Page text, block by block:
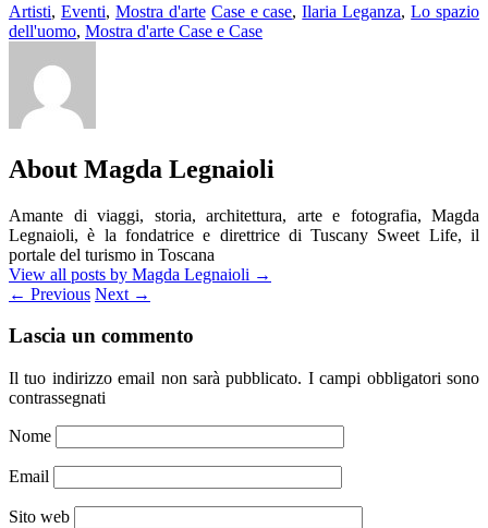
Artisti, Eventi, Mostra d'arte Case e case,Ilaria Leganza,Lo spazio
dell'uomo, Mostra d'arte Case e Case
About Magda Legnaioli
Amante di viaggi, storia, architettura, arte e fotografia, Magda
Legnaioli, è la fondatrice e direttrice di Tuscany Sweet Life, il
portale del turismo in Toscana
View all posts by Magda Legnaioli →
← Previous Next →
Lascia un commento
Il tuo indirizzo email non sarà pubblicato. I campi obbligatori sono
contrassegnati
Nome
Email
Sito web